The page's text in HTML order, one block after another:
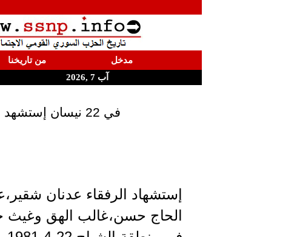
مدخل من تاريخنا
آب 7 ,2026
في 22 نيسان إستشهد الرفقاء عدنان شقير،عساف الحاج حسن،غالب الهق وغيث جبريل
إستشهاد الرفقاء عدنان
الحاج حسن،غالب الهق وغيث